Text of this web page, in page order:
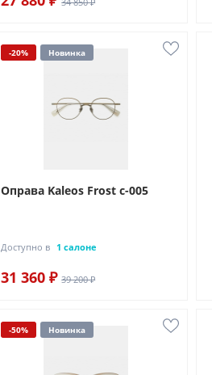
-20% Новинка
Оправа Kaleos Frost c-005
Доступно в 1 салоне
31 360 ₽ 39 200 ₽
-50% Новинка